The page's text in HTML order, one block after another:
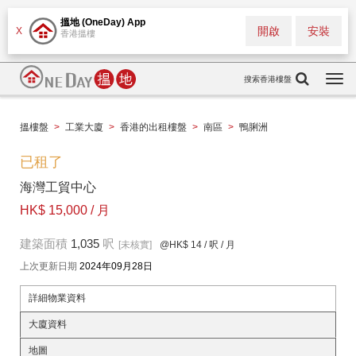
X
搵地 (OneDay) App
香港搵樓 安裝
開啟
搜索香港樓盤
搵樓盤 > 工業大廈 > 香港的出租樓盤 > 南區 > 鴨脷洲
已租了
海灣工貿中心
HK$ 15,000 / 月
建築面積 1,035 呎 [未核實] @HK$ 14 / 呎 / 月
上次更新日期 2024年09月28日
詳細物業資料
大廈資料
地圖